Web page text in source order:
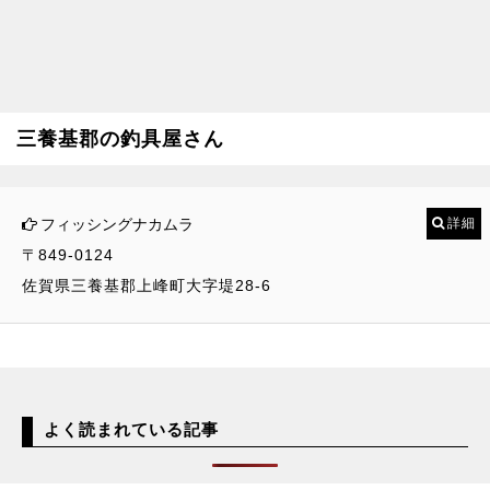
三養基郡の釣具屋さん
フィッシングナカムラ
〒849-0124
佐賀県三養基郡上峰町大字堤28-6
詳細
よく読まれている記事